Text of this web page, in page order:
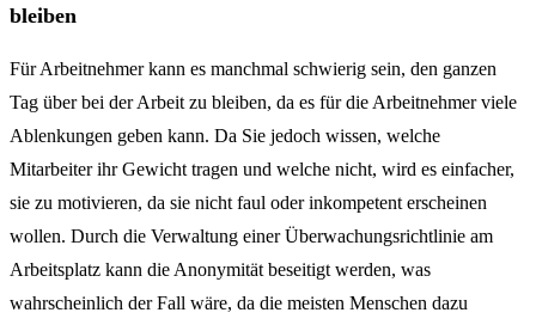
bleiben
Für Arbeitnehmer kann es manchmal schwierig sein, den ganzen
Tag über bei der Arbeit zu bleiben, da es für die Arbeitnehmer viele
Ablenkungen geben kann. Da Sie jedoch wissen, welche
Mitarbeiter ihr Gewicht tragen und welche nicht, wird es einfacher,
sie zu motivieren, da sie nicht faul oder inkompetent erscheinen
wollen. Durch die Verwaltung einer Überwachungsrichtlinie am
Arbeitsplatz kann die Anonymität beseitigt werden, was
wahrscheinlich der Fall wäre, da die meisten Menschen dazu